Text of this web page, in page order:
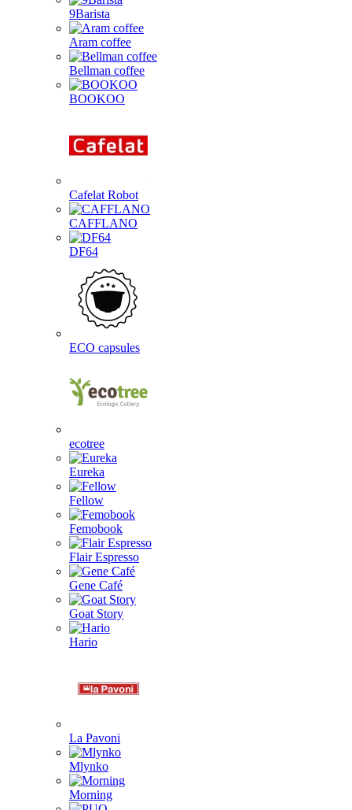
9Barista
Aram coffee
Bellman coffee
BOOKOO
Cafelat Robot
CAFFLANO
DF64
ECO capsules
ecotree
Eureka
Fellow
Femobook
Flair Espresso
Gene Café
Goat Story
Hario
La Pavoni
Mlynko
Morning